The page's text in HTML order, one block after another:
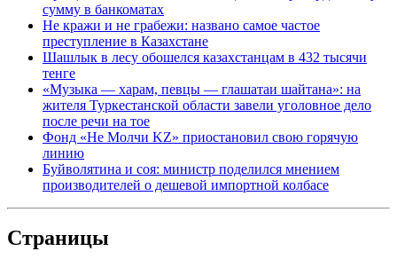
сумму в банкоматах
Не кражи и не грабежи: названо самое частое
преступление в Казахстане
Шашлык в лесу обошелся казахстанцам в 432 тысячи
тенге
«Музыка — харам, певцы — глашатаи шайтана»: на
жителя Туркестанской области завели уголовное дело
после речи на тое
Фонд «Не Молчи KZ» приостановил свою горячую
линию
Буйволятина и соя: министр поделился мнением
производителей о дешевой импортной колбасе
Страницы